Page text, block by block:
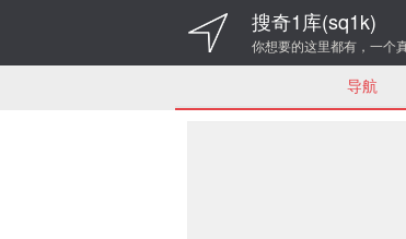
搜奇1库(sq1k)
你想要的这里都有，一个
导航